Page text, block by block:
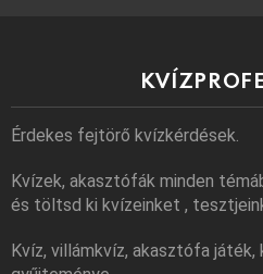
Érdekes fejtörő kvízkérdések.
Kvízek, akasztófák minden
és töltsd ki kvízeinket ,
Kvíz, villámkvíz, akasztófa